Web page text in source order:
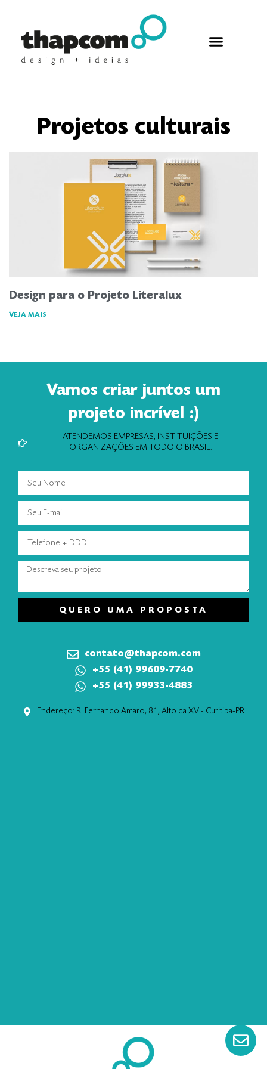
Projetos culturais
Design para o Projeto Literalux
VEJA MAIS
Vamos criar juntos um
projeto incrível :)
ATENDEMOS EMPRESAS, INSTITUIÇÕES E
ORGANIZAÇÕES EM TODO O BRASIL.
QUERO UMA PROPOSTA
contato@thapcom.com
+55 (41) 99609-7740
+55 (41) 99933-4883
Endereço: R. Fernando Amaro, 81, Alto da XV - Curitiba-PR